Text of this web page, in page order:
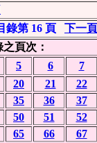
錄第 16 頁
下一頁
頁次：
5 6
7
20 21
22
35 36
37
50 51
52
65 66
67